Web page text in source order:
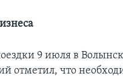
9 июля в
отметил, что